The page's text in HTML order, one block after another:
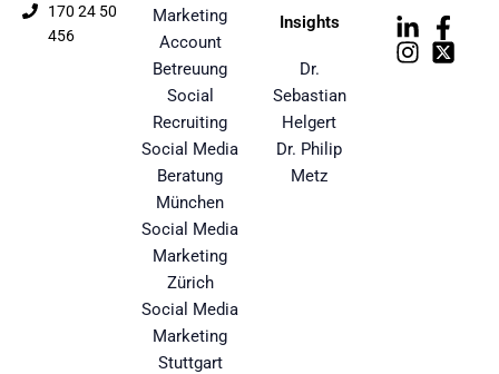
170 24 50
456
Marketing
Account
Betreuung
Social
Recruiting
Social Media
Beratung
München
Social Media
Marketing
Zürich
Social Media
Marketing
Stuttgart
Insights
Dr.
Sebastian
Helgert
Dr. Philip
Metz